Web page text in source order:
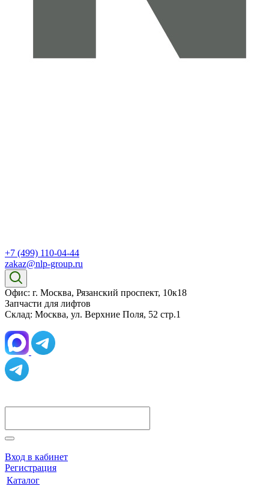
+7 (499) 110-04-44
zakaz@nlp-group.ru
Офис: г. Москва, Рязанский проспект, 10к18
Запчасти для лифтов
Склад: Москва, ул. Верхние Поля, 52 стр.1
Вход в кабинет
Регистрация
Каталог